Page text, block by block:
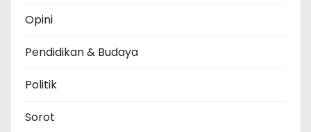
Opini
Pendidikan & Budaya
Politik
Sorot